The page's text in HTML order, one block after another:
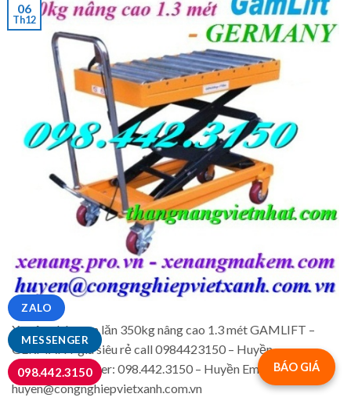
06
Th12
Xe nâng bàn con lăn 350kg nâng cao 1.3 mét GAMLIFT –
GERMANY giá siêu rẻ call 0984423150 – Huyền
Hotline/zalo/viber: 098.442.3150 – Huyền Email:
huyen@congnghiepvietxanh.com.vn
BÁO GIÁ
MESSENGER
ZALO
098.442.3150